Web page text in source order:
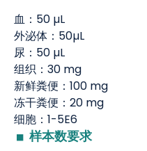
血：50 µL
外泌体：50µL
尿：50 µL
组织：30 mg
新鲜粪便：100 mg
冻干粪便：20 mg
细胞：1-5E6
样本数要求